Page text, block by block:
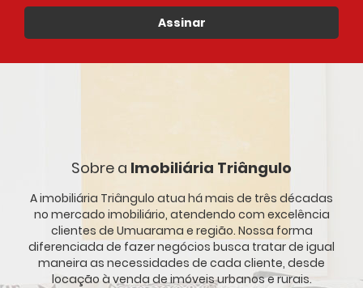
Assinar
Sobre a Imobiliária Triângulo
A imobiliária Triângulo atua há mais de três décadas
no mercado imobiliário, atendendo com excelência
clientes de Umuarama e região. Nossa forma
diferenciada de fazer negócios busca tratar de igual
maneira as necessidades de cada cliente, desde
locação à venda de imóveis urbanos e rurais.